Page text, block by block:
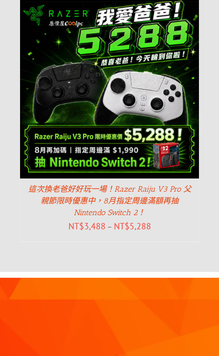
這次換老爸好好玩一場！Razer Raiju V3 Pro 父
親節限時優惠中，8月指定周邊滿額再抽
Nintendo Switch 2！
NT$3,488 – NT$5,288